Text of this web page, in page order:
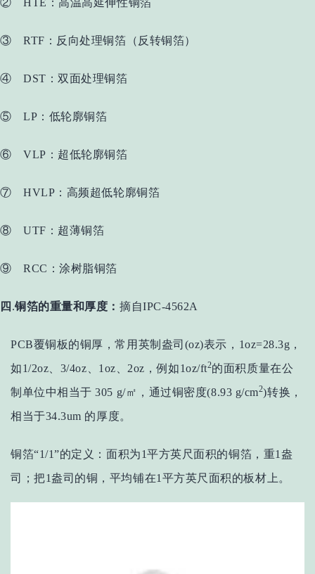
③ RTF：反向处理铜箔（反转铜箔）
④ DST：双面处理铜箔
⑤ LP：低轮廓铜箔
⑥ VLP：超低轮廓铜箔
⑦ HVLP：高频超低轮廓铜箔
⑧ UTF：超薄铜箔
⑨ RCC：涂树脂铜箔
四 .铜箔的重量和厚度： 摘自IPC-4562A
PCB覆铜板的铜厚，常用英制盎司(oz)表示，1oz=28.3g，
如1/2oz、3/4oz、1oz、2oz，例如1oz/ft2的面积质量在公
制单位中相当于 305 g/㎡，通过铜密度(8.93 g/cm2)转换，
相当于34.3um 的厚度。
铜箔“1/1”的定义：面积为1平方英尺面积的铜箔，重1盎
司；把1盎司的铜，平均铺在1平方英尺面积的板材上。